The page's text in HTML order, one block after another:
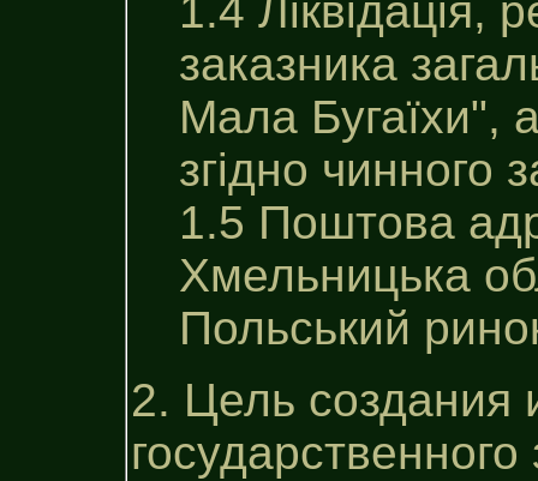
1.4 Ліквідація,
заказника
Мала Бугаїхи",
згідно чинного
1.5 Поштова
Хмельницька
Польський
2. Цель создания